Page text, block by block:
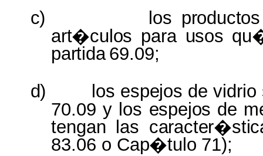
c)
los
art�culos para usos
partida 69.09;
d)
los espejos de
70.09 y los espejos de
tengan las
83.06 o Cap�tulo 71);